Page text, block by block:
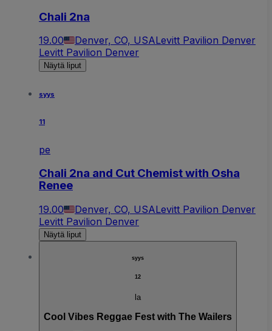
Chali 2na
19.00 Denver, CO, USALevitt Pavilion Denver
Levitt Pavilion Denver
Näytä liput
syys
11
pe
Chali 2na and Cut Chemist with Osha
Renee
19.00 Denver, CO, USALevitt Pavilion Denver
Levitt Pavilion Denver
Näytä liput
syys
12
la
Cool Vibes Reggae Fest with The Wailers